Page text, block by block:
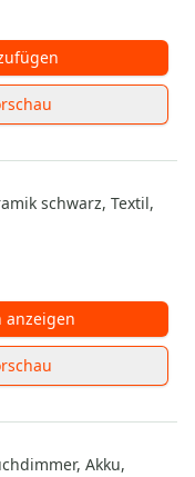
schwarz, Textil,
anzeigen
Akku,